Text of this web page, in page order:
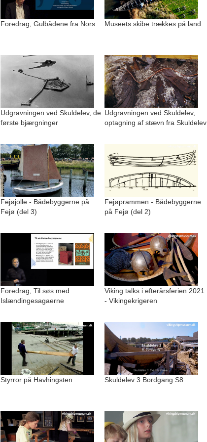
Foredrag, Gulbådene fra Nors Museets skibe trækkes på land
Udgravningen ved Skuldelev, de
første bjærgninger
Udgravningen ved Skuldelev,
optagning af stævn fra Skuldelev
Fejøjolle - Bådebyggerne på
Fejø (del 3)
Fejøprammen - Bådebyggerne
på Fejø (del 2)
Foredrag, Til søs med
Islændingesagaerne
Viking talks i efterårsferien 2021
- Vikingekrigeren
Styrror på Havhingsten Skuldelev 3 Bordgang S8